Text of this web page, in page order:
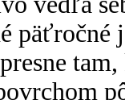
päťročné